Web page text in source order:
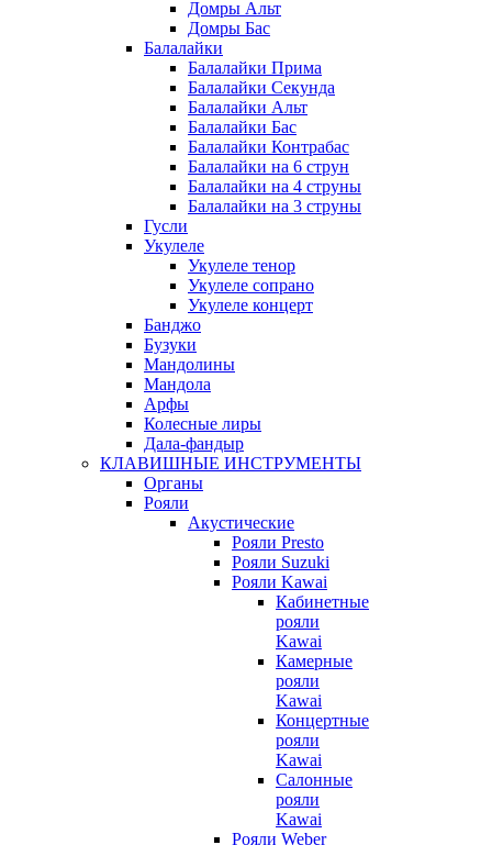
Домры Альт
Домры Бас
Балалайки
Балалайки Прима
Балалайки Секунда
Балалайки Альт
Балалайки Бас
Балалайки Контрабас
Балалайки на 6 струн
Балалайки на 4 струны
Балалайки на 3 струны
Гусли
Укулеле
Укулеле тенор
Укулеле сопрано
Укулеле концерт
Банджо
Бузуки
Мандолины
Мандола
Арфы
Колесные лиры
Дала-фандыр
КЛАВИШНЫЕ ИНСТРУМЕНТЫ
Органы
Рояли
Акустические
Рояли Presto
Рояли Suzuki
Рояли Kawai
Кабинетные
рояли
Kawai
Камерные
рояли
Kawai
Концертные
рояли
Kawai
Салонные
рояли
Kawai
Рояли Weber